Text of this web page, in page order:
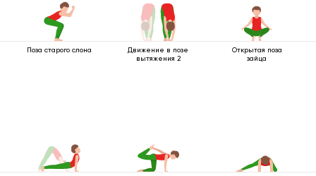
Поза старого слона
Движение в позе
вытяжения 2
Открытая поза
зайца